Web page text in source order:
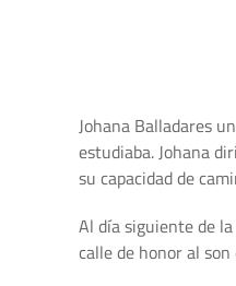
Johana Balladares
estudiaba. Johana
su capacidad de
Al día siguiente de
calle de honor al